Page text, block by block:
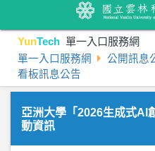
YunTech 單一入口服務網
單一入口服務網 公開訊息
看板訊息公告
亞洲大學「2026生成式AI
動資訊